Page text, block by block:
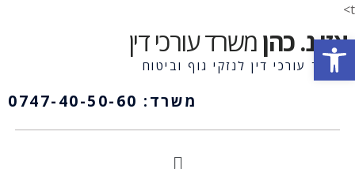
t>
אזי נ. כהןמשרד עורכי דין
משרד עורכי דין לנזקי גוף וביטוח
משרד: 0747-40-50-60
פתח סרגל נגישות